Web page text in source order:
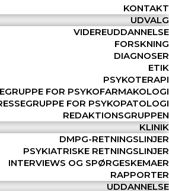
KONTAKT
UDVALG
VIDEREUDDANNELSE
FORSKNING
DIAGNOSER
ETIK
PSYKOTERAPI
FOR PSYKOFARMAKOLOGI
FOR PSYKOPATOLOGI
REDAKTIONSGRUPPEN
KLINIK
DMPG-RETNINGSLINJER
PSYKIATRISKE RETNINGSLINJER
INTERVIEWS OG SPØRGESKEMAER
RAPPORTER
UDDANNELSE